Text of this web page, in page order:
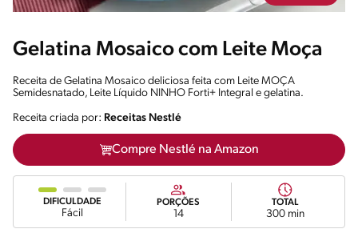
Gelatina Mosaico com Leite Moça
Receita de Gelatina Mosaico deliciosa feita com Leite MOÇA
Semidesnatado, Leite Líquido NINHO Forti+ Integral e gelatina.
Receita criada por: Receitas Nestlé
Compre Nestlé na Amazon
DIFICULDADE
Fácil
PORÇÕES
14
TOTAL
300 min